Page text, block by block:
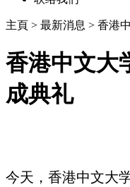
主頁 > 最新消息 > 香港
香港中文大
成典礼
今天，香港中文大